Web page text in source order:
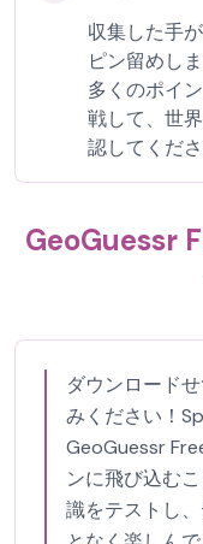
収集した手
ピン留めし
多くのポイ
戦して、世
認してくださ
GeoGuessr
ダウンロード
みください！
GeoGuessr
ンに飛び込む
識をテストし